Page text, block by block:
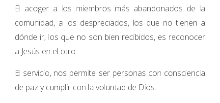
El acoger a los miembros más abandonados de la
comunidad, a los despreciados, los que no tienen a
dónde ir, los que no son bien recibidos, es reconocer
a Jesús en el otro.
El servicio, nos permite ser personas con consciencia
de paz y cumplir con la voluntad de Dios.